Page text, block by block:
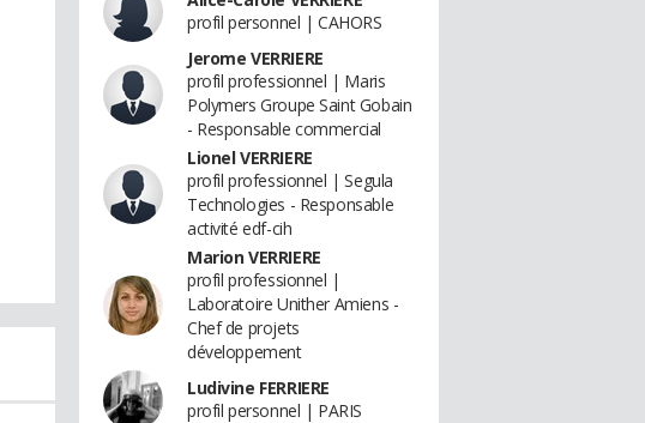
profil personnel | CAHORS
Jerome VERRIERE
profil professionnel | Maris
Polymers Groupe Saint Gobain
- Responsable commercial
Lionel VERRIERE
profil professionnel | Segula
Technologies - Responsable
activité edf-cih
Marion VERRIERE
profil professionnel |
Laboratoire Unither Amiens -
Chef de projets
développement
Ludivine FERRIERE
profil personnel | PARIS